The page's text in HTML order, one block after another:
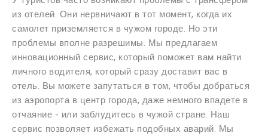
из отелей. Они нервничают в тот момент, когда их
самолет приземляется в чужом городе. Но эти
проблемы вполне разрешимы. Мы предлагаем
инновационный сервис, который поможет вам найти
личного водителя, который сразу доставит вас в
отель. Вы можете запутаться в том, чтобы добраться
из аэропорта в центр города, даже немного впадете в
отчаяние - или заблудитесь в чужой стране. Наш
сервис позволяет избежать подобных аварий. Мы